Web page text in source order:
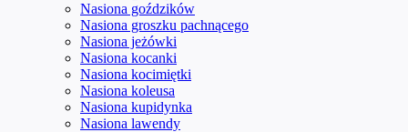
Nasiona goździków
Nasiona groszku pachnącego
Nasiona jeżówki
Nasiona kocanki
Nasiona kocimiętki
Nasiona koleusa
Nasiona kupidynka
Nasiona lawendy